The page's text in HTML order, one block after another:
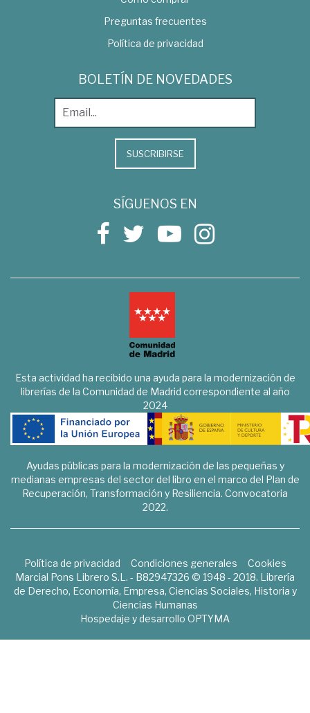
Preguntas frecuentes
Política de privacidad
BOLETÍN DE NOVEDADES
SUSCRIBIRSE
SÍGUENOS EN
Esta actividad ha recibido una ayuda para la modernización de
librerías de la Comunidad de Madrid correspondiente al año
2024
Ayudas públicas para la modernización de las pequeñas y
medianas empresas del sector del libro en el marco del Plan de
Recuperación, Transformación y Resiliencia. Convocatoria
2022.
Política de privacidad Condiciones generales
Cookies
Marcial Pons Librero S.L. - B82947326 © 1948 - 2018. Librería
de Derecho, Economía, Empresa, Ciencias Sociales, Historia y
Ciencias Humanas
Hospedaje y desarrollo OPTYMA